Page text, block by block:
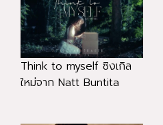
Think to myself ซิงเกิล
ใหม่จาก Natt Buntita